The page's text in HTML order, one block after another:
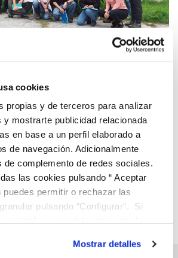
cookies
propias y de terceros para analizar
mostrarte publicidad relacionada
en base a un perfil elaborado a
de navegación. Adicionalmente
de complemento de redes sociales.
las cookies pulsando “ Aceptar
puedes permitir o rechazar las
pulsando “Configurar”. Si
para que el sitio web funcione y que
Mostrar detalles
Torremolinos colaboran un año
Página 22 de 112
Siguiente